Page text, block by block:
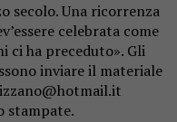
secolo. Una ricorrenza
celebrata come
ci ha preceduto». Gli
inviare il materiale
stampate.